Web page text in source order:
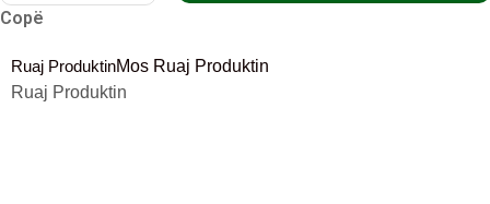
Dorezë
formë
Copë
Ruaj ProduktinMos Ruaj Produktin
Ruaj Produktin